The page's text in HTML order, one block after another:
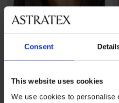
Consent
This website uses cookies
We use cookies to personalise
Iris Lace Rose bélelt
18 190 Ft